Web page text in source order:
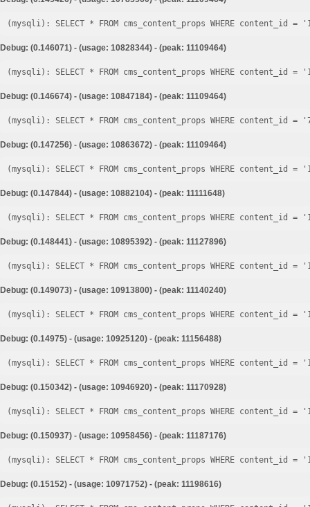
Debug: (0.146071) - (usage: 10828344) - (peak: 11109464)
Debug: (0.146674) - (usage: 10847184) - (peak: 11109464)
Debug: (0.147256) - (usage: 10863672) - (peak: 11109464)
Debug: (0.147844) - (usage: 10882104) - (peak: 11111648)
Debug: (0.148441) - (usage: 10895392) - (peak: 11127896)
Debug: (0.149073) - (usage: 10913800) - (peak: 11140240)
Debug: (0.14975) - (usage: 10925120) - (peak: 11156488)
Debug: (0.150342) - (usage: 10946920) - (peak: 11170928)
Debug: (0.150937) - (usage: 10958456) - (peak: 11187176)
Debug: (0.15152) - (usage: 10971752) - (peak: 11198616)